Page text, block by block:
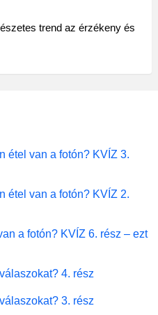
trend az érzékeny és
étel van a fotón? KVÍZ 3.
étel van a fotón? KVÍZ 2.
a fotón? KVÍZ 6. rész – ezt
4. rész
3. rész